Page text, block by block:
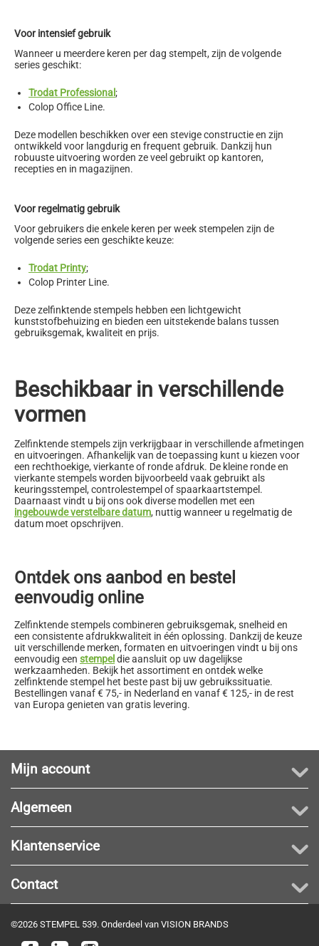
Voor intensief gebruik
Wanneer u meerdere keren per dag stempelt, zijn de volgende
series geschikt:
Trodat Professional;
Colop Office Line.
Deze modellen beschikken over een stevige constructie en zijn
ontwikkeld voor langdurig en frequent gebruik. Dankzij hun
robuuste uitvoering worden ze veel gebruikt op kantoren,
recepties en in magazijnen.
Voor regelmatig gebruik
Voor gebruikers die enkele keren per week stempelen zijn de
volgende series een geschikte keuze:
Trodat Printy;
Colop Printer Line.
Deze zelfinktende stempels hebben een lichtgewicht
kunststofbehuizing en bieden een uitstekende balans tussen
gebruiksgemak, kwaliteit en prijs.
Beschikbaar in verschillende
vormen
Zelfinktende stempels zijn verkrijgbaar in verschillende afmetingen
en uitvoeringen. Afhankelijk van de toepassing kunt u kiezen voor
een rechthoekige, vierkante of ronde afdruk. De kleine ronde en
vierkante stempels worden bijvoorbeeld vaak gebruikt als
keuringsstempel, controlestempel of spaarkaartstempel.
Daarnaast vindt u bij ons ook diverse modellen met een
ingebouwde verstelbare datum, nuttig wanneer u regelmatig de
datum moet opschrijven.
Ontdek ons aanbod en bestel
eenvoudig online
Zelfinktende stempels combineren gebruiksgemak, snelheid en
een consistente afdrukkwaliteit in één oplossing. Dankzij de keuze
uit verschillende merken, formaten en uitvoeringen vindt u bij ons
eenvoudig een stempel die aansluit op uw dagelijkse
werkzaamheden. Bekijk het assortiment en ontdek welke
zelfinktende stempel het beste past bij uw gebruikssituatie.
Bestellingen vanaf € 75,- in Nederland en vanaf € 125,- in de rest
van Europa genieten van gratis levering.
Mijn account
Algemeen
Klantenservice
Contact
©2026 STEMPEL 539. Onderdeel van VISION BRANDS